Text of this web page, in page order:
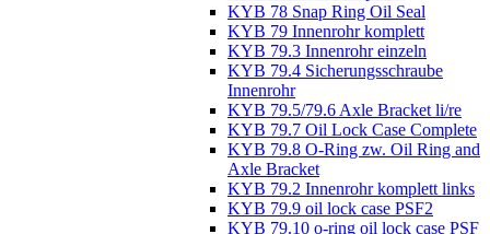
KYB 78 Snap Ring Oil Seal
KYB 79 Innenrohr komplett
KYB 79.3 Innenrohr einzeln
KYB 79.4 Sicherungsschraube
Innenrohr
KYB 79.5/79.6 Axle Bracket li/re
KYB 79.7 Oil Lock Case Complete
KYB 79.8 O-Ring zw. Oil Ring and
Axle Bracket
KYB 79.2 Innenrohr komplett links
KYB 79.9 oil lock case PSF2
KYB 79.10 o-ring oil lock case PSF